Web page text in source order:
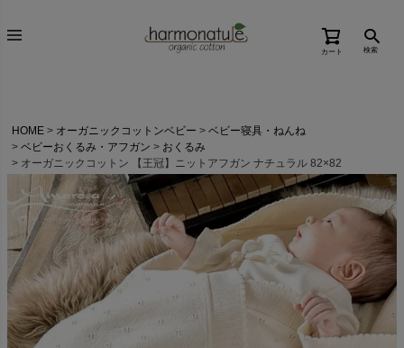
カート 検索
HOME オーガニックコットンベビー
ベビー寝具・ねんね
ベビーおくるみ・アフガン
おくるみ
オーガニックコットン 【王冠】ニットアフガン ナチュラル 82×82